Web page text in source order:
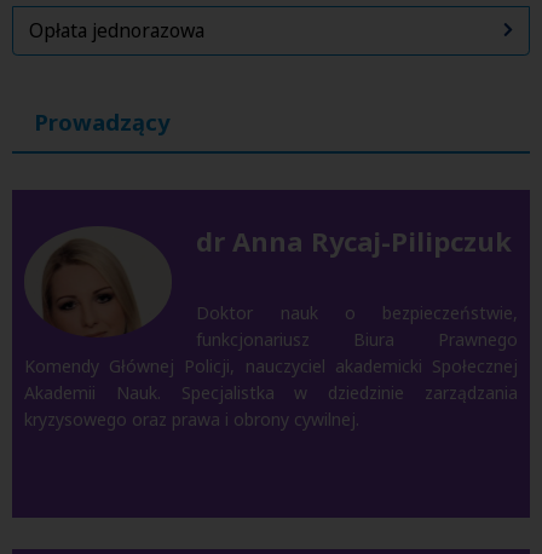
Opłata jednorazowa
Prowadzący
dr Anna Rycaj-Pilipczuk
Doktor nauk o bezpieczeństwie,
funkcjonariusz Biura Prawnego
Komendy Głównej Policji, nauczyciel akademicki Społecznej
Akademii Nauk. Specjalistka w dziedzinie zarządzania
kryzysowego oraz prawa i obrony cywilnej.